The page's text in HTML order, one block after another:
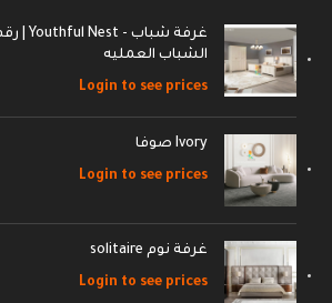
الشباب العمليه
Login to see prices
Ivory صوفا
Login to see prices
غرفة نوم solitaire
Login to see prices